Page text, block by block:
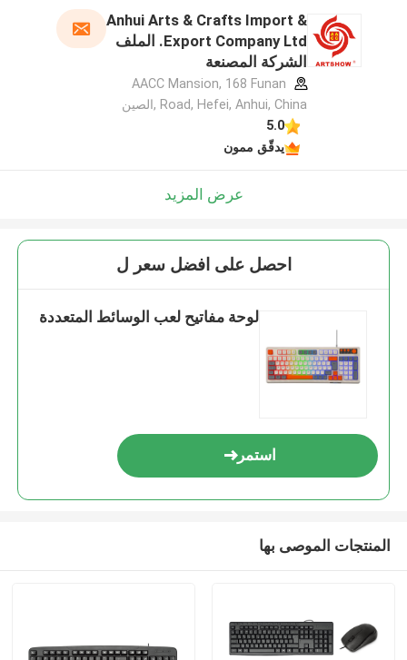
Anhui Arts & Crafts Import &
Export Company Ltd. الملف
الشركة المصنعة
AACC Mansion, 168 Funan
Road, Hefei, Anhui, China ,الصين
5.0
يدقّق ممون
عرض المزيد
احصل على افضل سعر ل
لوحة مفاتيح لعب الوسائط المتعددة
استمر
المنتجات الموصى بها